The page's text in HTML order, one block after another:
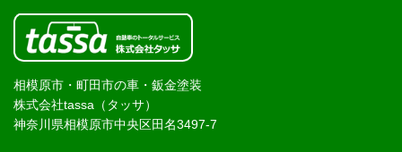
相模原市・町田市の車・鈑金塗装
株式会社tassa（タッサ）
神奈川県相模原市中央区田名3497-7